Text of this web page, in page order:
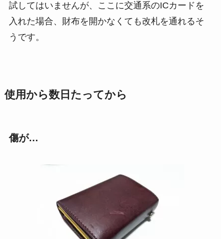
試してはいませんが、ここに交通系のICカードを
入れた場合、財布を開かなくても改札を通れるそ
うです。
使用から数日たってから
傷が…